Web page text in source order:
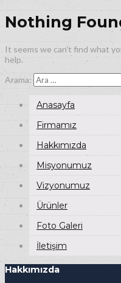
Nothing
It seems we can’t find what
help.
Arama:
Anasayfa
Firmamız
Hakkımızda
Misyonumuz
Vizyonumuz
Ürünler
Foto Galeri
İletişim
Hakkımızda